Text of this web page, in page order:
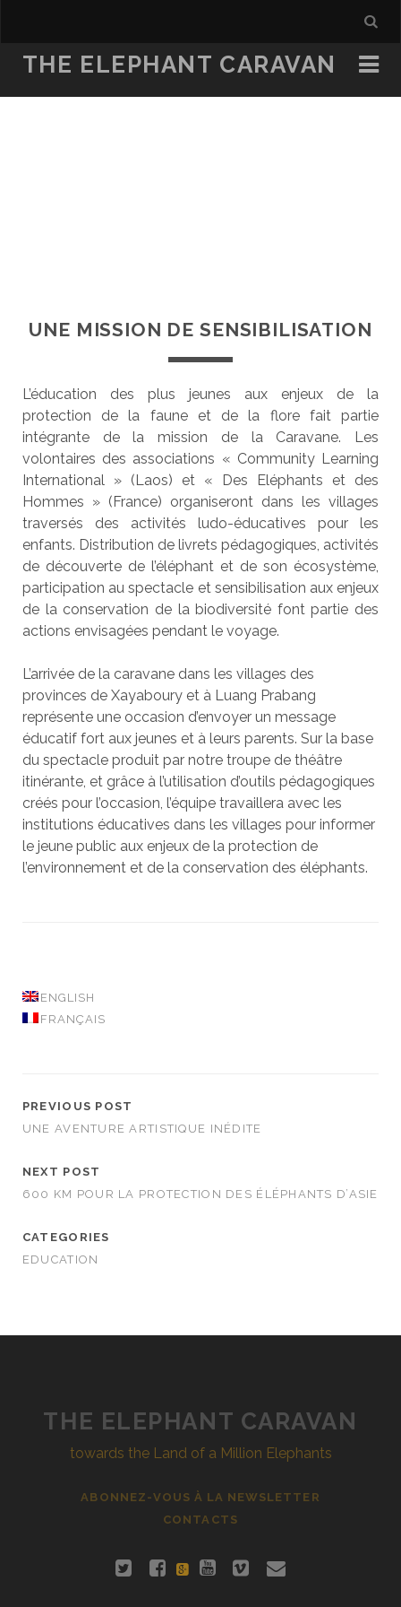
THE ELEPHANT CARAVAN
UNE MISSION DE SENSIBILISATION
L’éducation des plus jeunes aux enjeux de la
protection de la faune et de la flore fait partie
intégrante de la mission de la Caravane. Les
volontaires des associations « Community Learning
International » (Laos) et « Des Eléphants et des
Hommes » (France) organiseront dans les villages
traversés des activités ludo-éducatives pour les
enfants. Distribution de livrets pédagogiques, activités
de découverte de l’éléphant et de son écosystème,
participation au spectacle et sensibilisation aux enjeux
de la conservation de la biodiversité font partie des
actions envisagées pendant le voyage.
L’arrivée de la caravane dans les villages des
provinces de Xayaboury et à Luang Prabang
représente une occasion d’envoyer un message
éducatif fort aux jeunes et à leurs parents. Sur la base
du spectacle produit par notre troupe de théâtre
itinérante, et grâce à l’utilisation d’outils pédagogiques
créés pour l’occasion, l’équipe travaillera avec les
institutions éducatives dans les villages pour informer
le jeune public aux enjeux de la protection de
l’environnement et de la conservation des éléphants.
ENGLISH
FRANÇAIS
PREVIOUS POST
UNE AVENTURE ARTISTIQUE INÉDITE
NEXT POST
600 KM POUR LA PROTECTION DES ÉLÉPHANTS D’ASIE
CATEGORIES
EDUCATION
THE ELEPHANT CARAVAN
towards the Land of a Million Elephants
ABONNEZ-VOUS À LA NEWSLETTER
CONTACTS